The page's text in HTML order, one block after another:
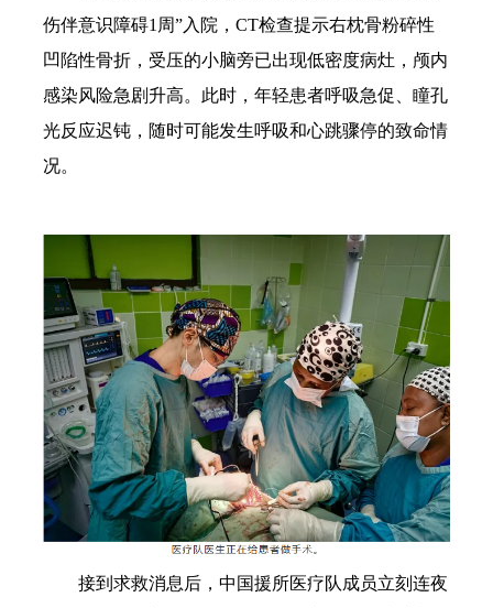
伤伴意识障碍1周”入院，CT检查提示右枕骨粉碎性
凹陷性骨折，受压的小脑旁已出现低密度病灶，颅内
感染风险急剧升高。此时，年轻患者呼吸急促、瞳孔
光反应迟钝，随时可能发生呼吸和心跳骤停的致命情
况。
接到求救消息后，中国援所医疗队成员立刻连夜